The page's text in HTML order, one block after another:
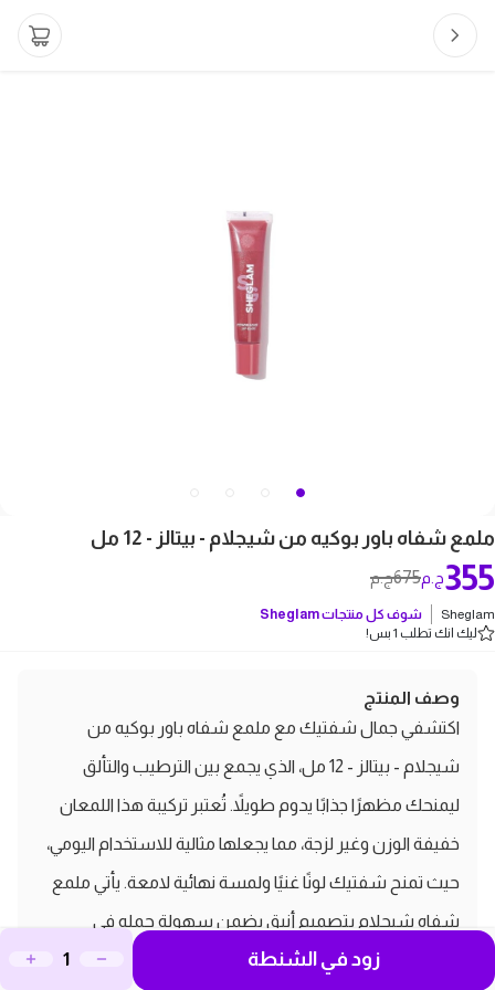
ملمع شفاه باور بوكيه من شيجلام - بيتالز - 12 مل
675ج.م 355ج.م
Sheglam شوف كل منتجاتSheglam
ليك انك تطلب 1 بس!
وصف المنتج
اكتشفي جمال شفتيك مع ملمع شفاه باور بوكيه من
شيجلام - بيتالز - 12 مل، الذي يجمع بين الترطيب والتألق
ليمنحك مظهرًا جذابًا يدوم طويلاً. تُعتبر تركيبة هذا اللمعان
خفيفة الوزن وغير لزجة، مما يجعلها مثالية للاستخدام اليومي،
حيث تمنح شفتيك لونًا غنيًا ولمسة نهائية لامعة. يأتي ملمع
شفاه شيجلام بتصميم أنيق يضمن سهولة حمله في
حقيبتك، ويتميز بعبوة بحجم 12 مل مناسبة للاستخدام اليومي.زود في الشنطة